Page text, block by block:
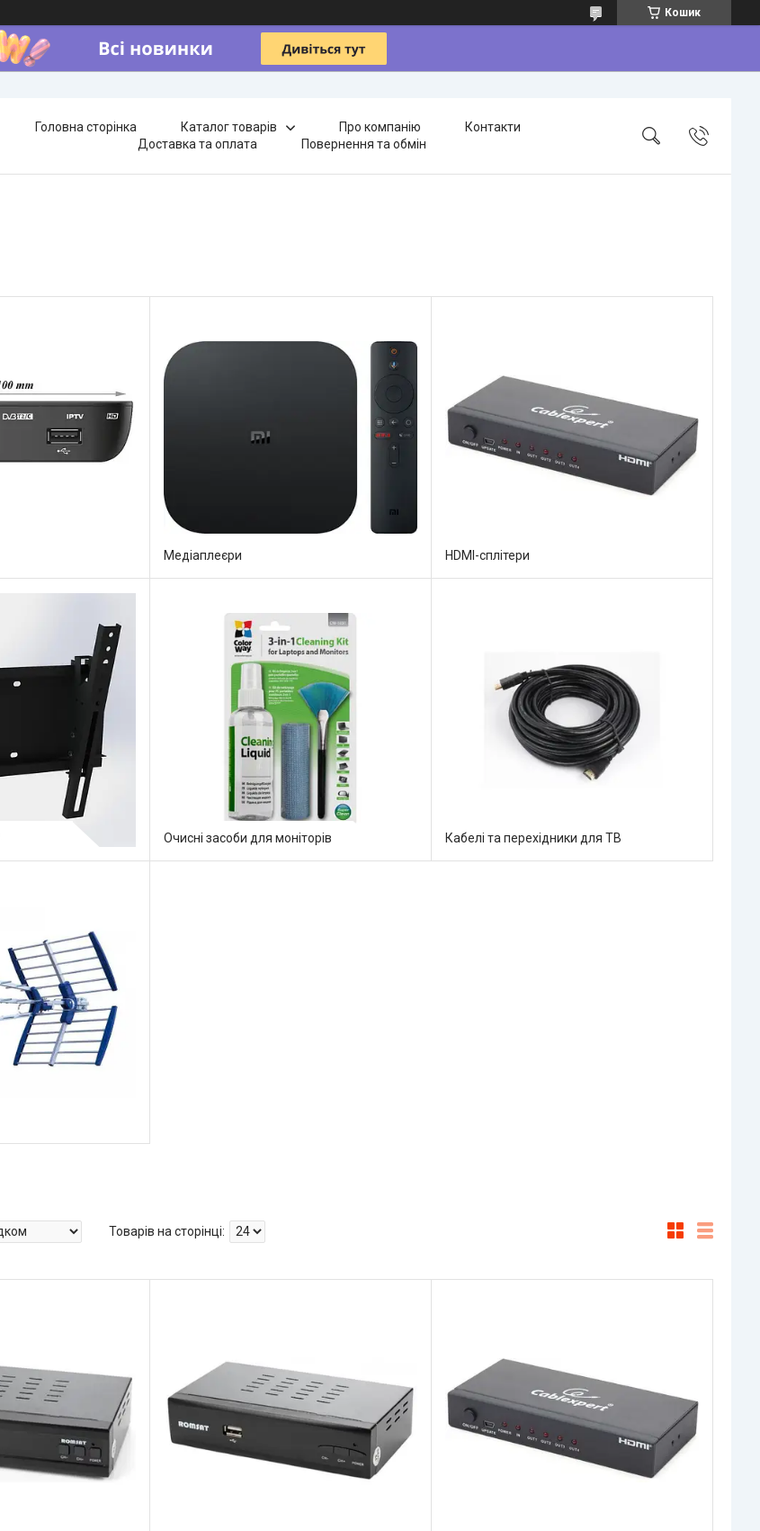
Кошик
Головна сторінка Каталог товарів Про компанію
Контакти
Доставка та оплата
Повернення та обмін
Медіаплеєри HDMI-сплітери
Очисні засоби для моніторів Кабелі та перехідники для ТВ